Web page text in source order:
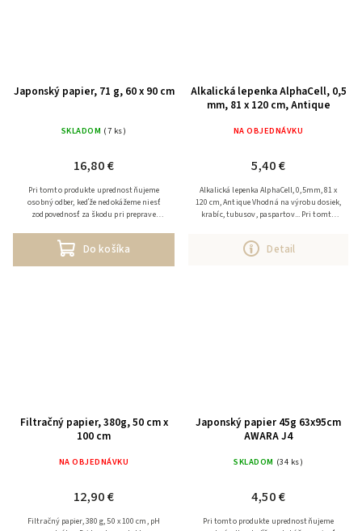
Japonský papier, 71 g, 60 x 90 cm
SKLADOM (7 ks)
16,80 €
Do košíka
Pri tomto produkte uprednostňujeme
osobný odber, keďže nedokážeme niesť
zodpovednosť za škodu pri preprave
účtujeme k prepravným...
Alkalická lepenka AlphaCell, 0,5
mm, 81 x 120 cm, Antique
NA OBJEDNÁVKU
5,40 €
Detail
Alkalická lepenka AlphaCell, 0,5mm, 81 x
120 cm, Antique Vhodná na výrobu dosiek,
krabíc, tubusov, paspartov... Pri tomto
v prípade...
Filtračný papier, 380g, 50 cm x
100 cm
NA OBJEDNÁVKU
12,90 €
Filtračný papier, 380 g, 50 x 100 cm, pH
Japonský papier 45g 63x95cm
AWARA J4
SKLADOM (34 ks)
4,50 €
Pri tomto produkte uprednostňujeme